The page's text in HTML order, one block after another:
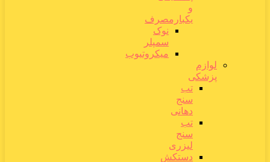
و
یکبارمصرف
نوک
سمپلر
میکروتیوب
لوازم
پزشکی
تب
سنج
دهانی
تب
سنج
لیزری
دستکش